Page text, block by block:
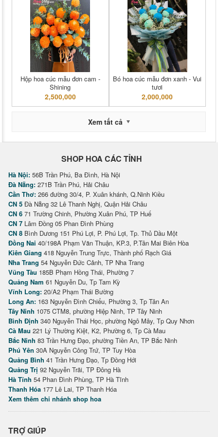
Hộp hoa cúc mẫu đơn cam -
Shining
2,500,000
Bó hoa cúc mẫu đơn xanh - Vui
tươi
2,000,000
Xem tất cả
SHOP HOA CÁC TỈNH
Hà Nội: 56B Trần Phú, Ba Đình, Hà Nội
Đà Nẵng: 271B Trần Phú, Hải Châu
Cần Thơ: 266 đường 30/4, P. Xuân khánh, Q.Ninh Kiều
CN 5 Đà Nẵng 32 Lê Thanh Nghị, Quận Hải Châu
CN 6 71 Trường Chinh, Phường Xuân Phú, TP Huế
CN 7 Lâm Đồng 05 Phan Đình Phùng
CN 8 Bình Dương 151 Phú Lợi, P. Phú Lợi, Tp. Thủ Dầu Một
Đồng Nai 40/198A Phạm Văn Thuận, KP.3, P.Tân Mai Biên Hòa
Kiên Giang 418 Nguyễn Trung Trực, Thành phố Rạch Giá
Nha Trang 54 Nguyễn Đức Cảnh, TP Nha Trang
Vũng Tàu 185B Phạm Hồng Thái, Phường 7
Quảng Nam 61 Nguyễn Du, Tp Tam Kỳ
Vĩnh Long: 20/A2 Phạm Thái Bường
Long An: 163 Nguyễn Đình Chiểu, Phường 3, Tp Tân An
Tây Ninh 1075 CTM8, phường Hiệp Ninh, TP Tây Ninh
Bình Định 340 Nguyễn Thái Học, phường Ngô Mây, Tp Quy Nhơn
Cà Mau 221 Lý Thường Kiệt, K2, Phường 6, Tp Cà Mau
Bắc Ninh 83 Trần Hưng Đạo, phường Tiền An, TP Bắc Ninh
Phú Yên 30A Nguyễn Công Trứ, TP Tuy Hòa
Quảng Bình 41 Trần Hưng Đạo, Tp Đồng Hới
Quảng Trị 92 Nguyễn Trãi, TP Đông Hà
Hà Tĩnh 54 Phan Đình Phùng, TP Hà Tĩnh
Thanh Hóa 177 Lê Lai, TP Thanh Hóa
Xem thêm chi nhánh shop hoa
TRỢ GIÚP